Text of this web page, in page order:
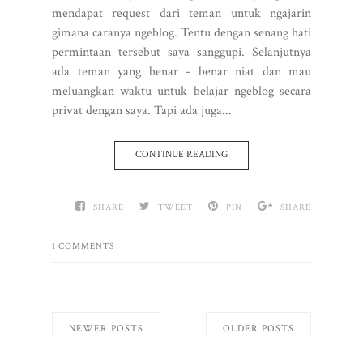
mendapat request dari teman untuk ngajarin
gimana caranya ngeblog. Tentu dengan senang hati
permintaan tersebut saya sanggupi. Selanjutnya
ada teman yang benar - benar niat dan mau
meluangkan waktu untuk belajar ngeblog secara
privat dengan saya. Tapi ada juga...
CONTINUE READING
SHARE TWEET PIN SHARE
1 COMMENTS
NEWER POSTS OLDER POSTS